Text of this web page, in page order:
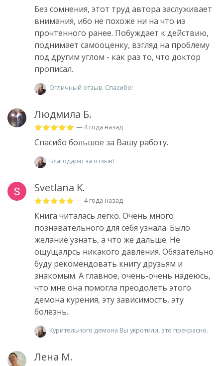
Без сомнения, этот труд автора заслуживает
внимания, ибо не похоже ни на что из
прочтенного ранее. Побуждает к действию,
поднимает самооценку, взгляд на проблему
под другим углом - как раз то, что доктор
прописал.
Отличный отзыв. Спасибо!
Людмила Б.
— 4 года назад
Спасибо большое за Вашу работу.
Благодарю за отзыв!
Svetlana K.
— 4 года назад
Книга читалась легко. Очень много
познавательного для себя узнала. Было
желание узнать, а что же дальше. Не
ощущалрсь никакого давления. Обязательно
буду рекомендовать книгу друзьям и
знакомым. А главное, очень-очень надеюсь,
что мне она помогла преодолеть этого
демона курения, эту зависимость, эту
болезнь.
Курительного демона Вы укротили, это прекрасно.
Лена М.